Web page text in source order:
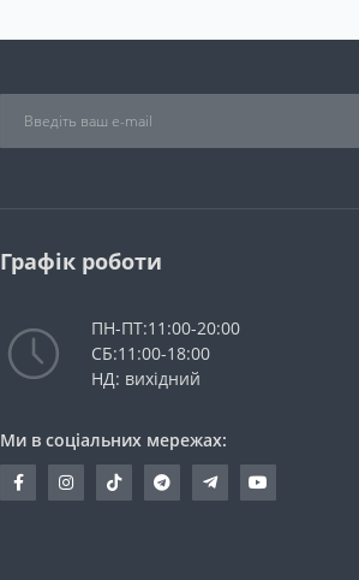
Графік роботи
ПН-ПТ:11:00-20:00
СБ:11:00-18:00
НД: вихідний
Ми в соціальних мережах: